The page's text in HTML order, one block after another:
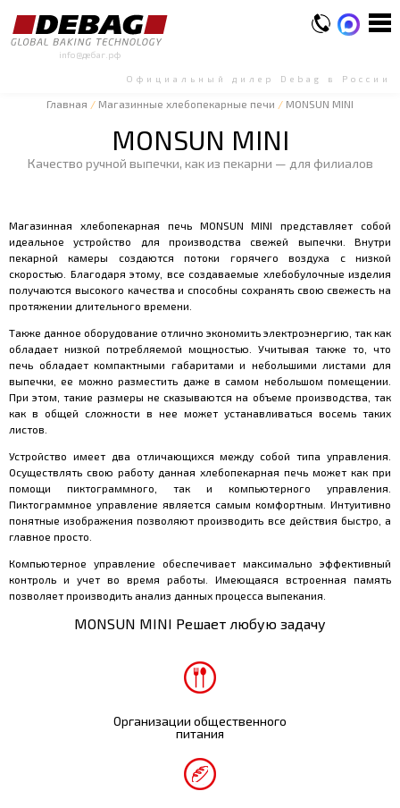
info@дебаг.рф
Официальный дилер Debag в России
Главная / Магазинные хлебопекарные печи / MONSUN MINI
MONSUN MINI
Качество ручной выпечки, как из пекарни — для филиалов
Магазинная хлебопекарная печь MONSUN MINI представляет собой
идеальное устройство для производства свежей выпечки. Внутри
пекарной камеры создаются потоки горячего воздуха с низкой
скоростью. Благодаря этому, все создаваемые хлебобулочные изделия
получаются высокого качества и способны сохранять свою свежесть на
протяжении длительного времени.
Также данное оборудование отлично экономить электроэнергию, так как
обладает низкой потребляемой мощностью. Учитывая также то, что
печь обладает компактными габаритами и небольшими листами для
выпечки, ее можно разместить даже в самом небольшом помещении.
При этом, такие размеры не сказываются на объеме производства, так
как в общей сложности в нее может устанавливаться восемь таких
листов.
Устройство имеет два отличающихся между собой типа управления.
Осуществлять свою работу данная хлебопекарная печь может как при
помощи пиктограммного, так и компьютерного управления.
Пиктограммное управление является самым комфортным. Интуитивно
понятные изображения позволяют производить все действия быстро, а
главное просто.
Компьютерное управление обеспечивает максимально эффективный
контроль и учет во время работы. Имеющаяся встроенная память
позволяет производить анализ данных процесса выпекания.
MONSUN MINI Решает любую задачу
Организации общественного
питания